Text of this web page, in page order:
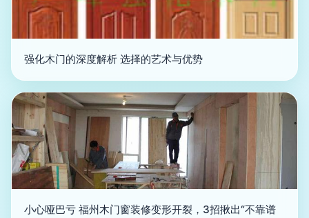
强化木门的深度解析 选择的艺术与优势
小心哑巴亏 福州木门窗装修变形开裂，3招揪出“不靠谱